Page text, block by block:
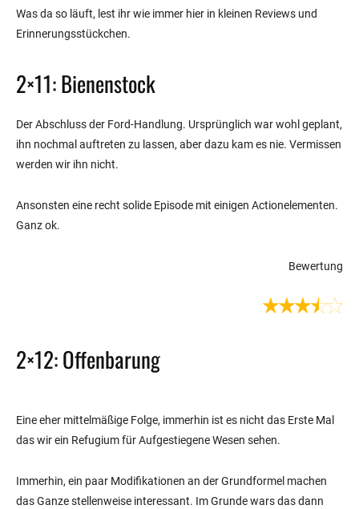
Was da so läuft, lest ihr wie immer hier in kleinen Reviews und
Erinnerungsstückchen.
2×11: Bienenstock
Der Abschluss der Ford-Handlung. Ursprünglich war wohl geplant,
ihn nochmal auftreten zu lassen, aber dazu kam es nie. Vermissen
werden wir ihn nicht.
Ansonsten eine recht solide Episode mit einigen Actionelementen.
Ganz ok.
Bewertung
2×12: Offenbarung
Eine eher mittelmäßige Folge, immerhin ist es nicht das Erste Mal
das wir ein Refugium für Aufgestiegene Wesen sehen.
Immerhin, ein paar Modifikationen an der Grundformel machen
das Ganze stellenweise interessant. Im Grunde wars das dann